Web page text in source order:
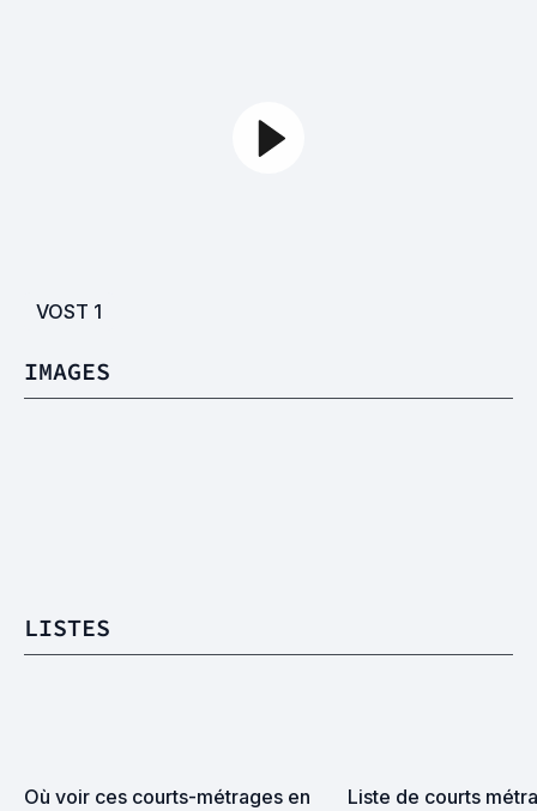
VOST 1
IMAGES
LISTES
Où voir ces courts-métrages en
Liste de courts